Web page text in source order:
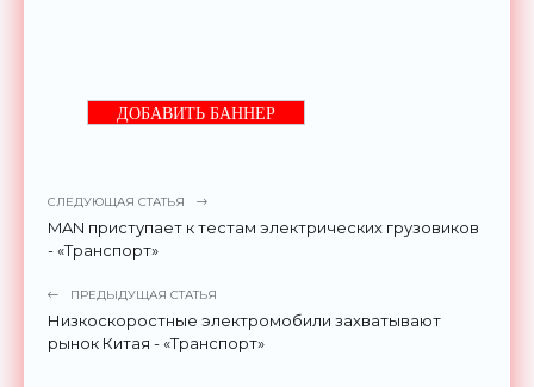
ДОБАВИТЬ БАННЕР
СЛЕДУЮЩАЯ СТАТЬЯ
MAN приступает к тестам электрических грузовиков
- «Транспорт»
ПРЕДЫДУЩАЯ СТАТЬЯ
Низкоскоростные электромобили захватывают
рынок Китая - «Транспорт»